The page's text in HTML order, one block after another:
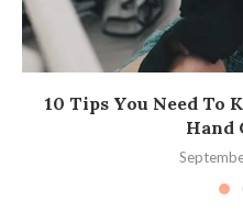
10 Tips You Need To
Hand